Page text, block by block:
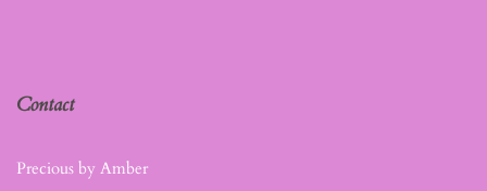
Contact
Precious by Amber